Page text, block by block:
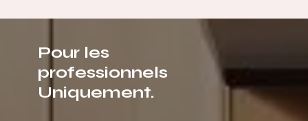
Pour les
professionnels
Uniquement.